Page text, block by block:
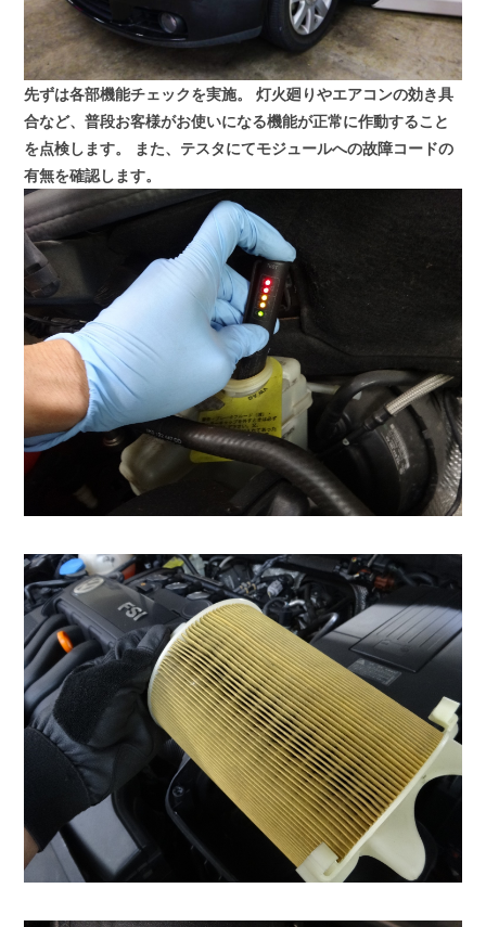
先ずは各部機能チェックを実施。
灯火廻りやエアコンの効き具
合など、普段お客様がお使いになる機能が正常に作動すること
を点検します。
また、テスタにてモジュールへの故障コードの
有無を確認します。